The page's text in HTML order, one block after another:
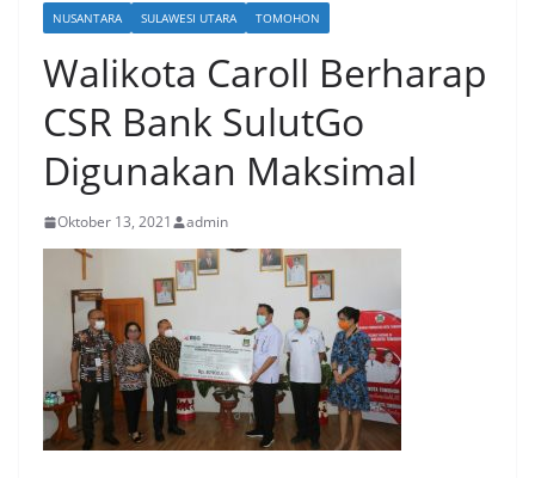
NUSANTARA SULAWESI UTARA TOMOHON
Walikota Caroll Berharap
CSR Bank SulutGo
Digunakan Maksimal
Oktober 13, 2021 admin